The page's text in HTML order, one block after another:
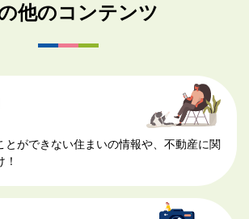
他のコンテンツ
とができない住まいの情報や、不動産に関